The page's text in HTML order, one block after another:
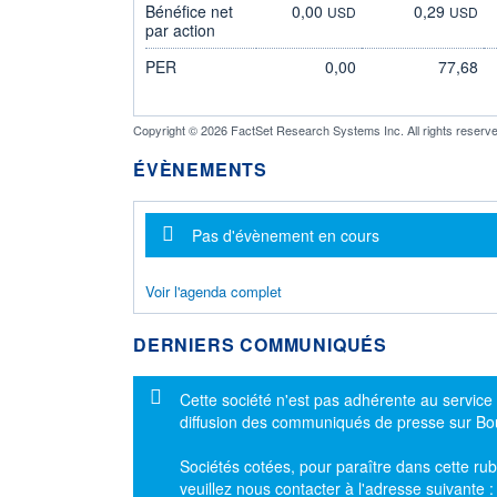
Bénéfice net
par action
0,00 USD 0,29 USD
PER 0,00 77,68
Copyright © 2026 FactSet Research Systems Inc. All rights
ÉVÈNEMENTS
Message d'information
Pas d'évènement en cours
Voir l'agenda complet
DERNIERS COMMUNIQUÉS
Message d'information
Cette société n'est pas adhérente au service
diffusion des communiqués de presse sur
Sociétés cotées, pour paraître dans cette
veuillez nous contacter à l'adresse suivante :